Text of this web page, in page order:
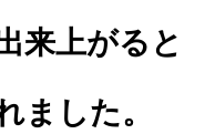
来上がると
ました。